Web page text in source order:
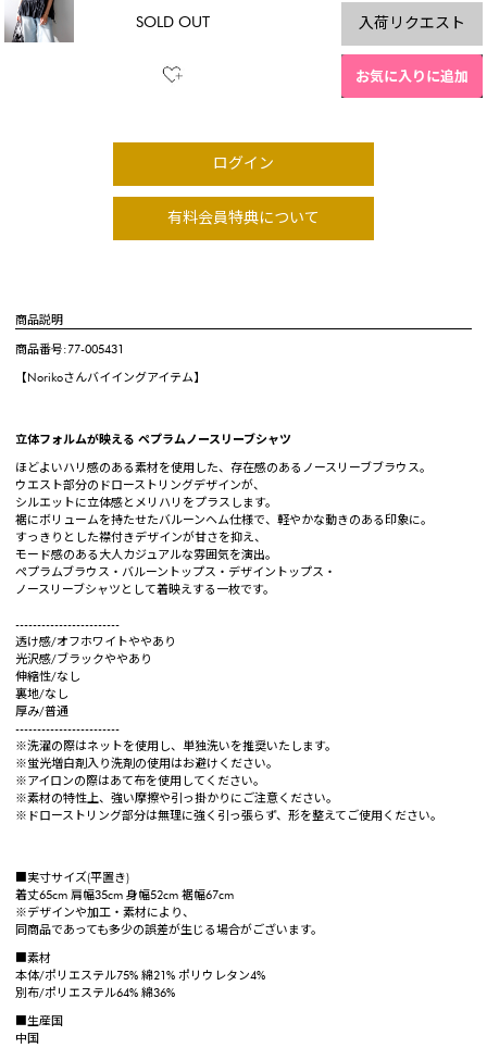
SOLD OUT 入荷リクエスト
お気に入りに追加
ログイン
有料会員特典について
商品説明
商品番号:77-005431
【Norikoさんバイイングアイテム】
立体フォルムが映える ペプラムノースリーブシャツ
ほどよいハリ感のある素材を使用した、存在感のあるノースリーブブラウス。
ウエスト部分のドローストリングデザインが、
シルエットに立体感とメリハリをプラスします。
裾にボリュームを持たせたバルーンヘム仕様で、軽やかな動きのある印象に。
すっきりとした襟付きデザインが甘さを抑え、
モード感のある大人カジュアルな雰囲気を演出。
ペプラムブラウス・バルーントップス・デザイントップス・
ノースリーブシャツとして着映えする一枚です。
------------------------
透け感/オフホワイトややあり
光沢感/ブラックややあり
伸縮性/なし
裏地/なし
厚み/普通
------------------------
※洗濯の際はネットを使用し、単独洗いを推奨いたします。
※蛍光増白剤入り洗剤の使用はお避けください。
※アイロンの際はあて布を使用してください。
※素材の特性上、強い摩擦や引っ掛かりにご注意ください。
※ドローストリング部分は無理に強く引っ張らず、形を整えてご使用ください。
■実寸サイズ(平置き)
着丈65cm 肩幅35cm 身幅52cm 裾幅67cm
※デザインや加工・素材により、
同商品であっても多少の誤差が生じる場合がございます。
■素材
本体/ポリエステル75% 綿21% ポリウレタン4%
別布/ポリエステル64% 綿36%
■生産国
中国